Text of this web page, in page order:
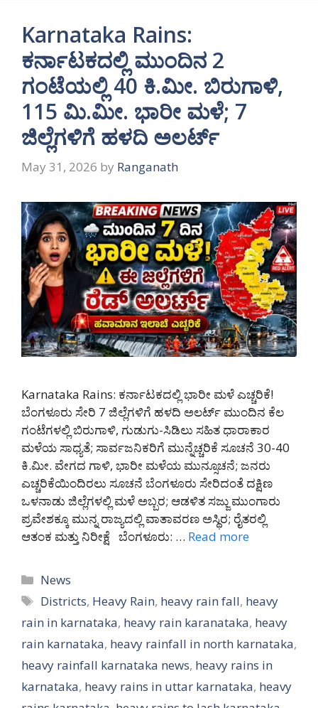
Karnataka Rains:
ಕರ್ನಾಟಕದಲ್ಲಿ ಮುಂದಿನ 2
ಗಂಟೆಯಲ್ಲಿ 40 ಕಿ.ಮೀ. ಬಿರುಗಾಳಿ,
115 ಮಿ.ಮೀ. ಭಾರೀ ಮಳೆ; 7
ಜಿಲ್ಲೆಗಳಿಗೆ ಹಳದಿ ಅಲರ್ಟ್
May 31, 2026 by Ranganath
Karnataka Rains: ಕರ್ನಾಟಕದಲ್ಲಿ ಭಾರೀ ಮಳೆ ಎಚ್ಚರಿಕೆ!
ಬೆಂಗಳೂರು ಸೇರಿ 7 ಜಿಲ್ಲೆಗಳಿಗೆ ಹಳದಿ ಅಲರ್ಟ್ ಮುಂದಿನ ಕೆಲ
ಗಂಟೆಗಳಲ್ಲಿ ಬಿರುಗಾಳಿ, ಗುಡುಗು-ಸಿಡಿಲು ಸಹಿತ ಧಾರಾಕಾರ
ಮಳೆಯ ಸಾಧ್ಯತೆ; ಸಾರ್ವಜನಿಕರಿಗೆ ಮುನ್ನೆಚ್ಚರಿಕೆ ಸೂಚನೆ 30-40
ಕಿ.ಮೀ. ವೇಗದ ಗಾಳಿ, ಭಾರೀ ಮಳೆಯ ಮುನ್ಸೂಚನೆ; ಜನರು
ಎಚ್ಚರಿಕೆಯಿಂದಿರಲು ಸೂಚನೆ ಬೆಂಗಳೂರು ಸೇರಿದಂತೆ ದಕ್ಷಿಣ
ಒಳನಾಡು ಜಿಲ್ಲೆಗಳಲ್ಲಿ ಮಳೆ ಅಬ್ಬರ; ಆಡಳಿತ ಸಜ್ಜು ಮುಂಗಾರು
ಪ್ರವೇಶಕ್ಕೂ ಮುನ್ನ ರಾಜ್ಯದಲ್ಲಿ ವಾತಾವರಣ ಅಸ್ಥಿರ; ರೈತರಲ್ಲಿ
ಆತಂಕ ಮತ್ತು ನಿರೀಕ್ಷೆ ಬೆಂಗಳೂರು: … Read more
Categories
News
Tags
Districts, Heavy Rain, heavy rain fall, heavy
rain in karnataka, heavy rain karanataka, heavy
rain karnataka, heavy rainfall in north karnataka,
heavy rainfall karnataka news, heavy rains in
karnataka, heavy rains in uttar karnataka, heavy